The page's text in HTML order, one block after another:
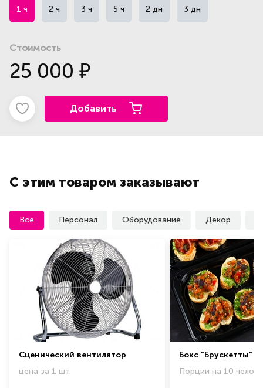
1 ч 2 ч 3 ч 5 ч 2 дн 3 дн
Стоимость
25 000 ₽
Добавить
С этим товаром заказывают
Все Персонал Оборудование Декор
Сценический вентилятор
цена за 1 шт.
Бокс "Брускетты"
Порции на 10